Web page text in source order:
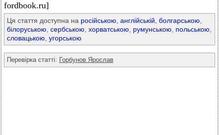
fordbook.ru]
Ця стаття доступна на російською англійській болгарською
білоруською сербською хорватською румунською польською
словацькою угорською
Перевірка статті: Горбунов Ярослав